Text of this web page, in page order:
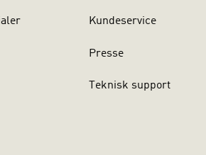
Kundeservice
Presse
Teknisk support